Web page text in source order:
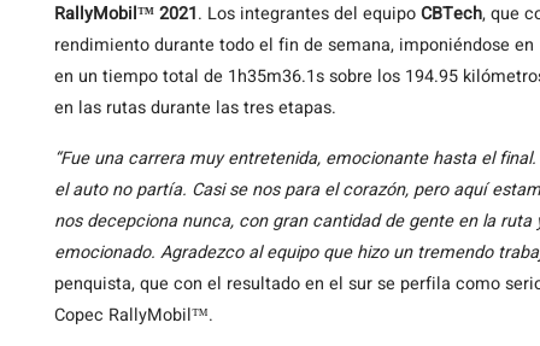
RallyMobil™ 2021. Los integrantes del equipoCBTech, que
rendimiento durante todo el fin de semana, imponiéndose
en un tiempo total de 1h35m36.1s sobre los 194.95
en las rutas durante las tres etapas.
“Fue una carrera muy entretenida, emocionante hasta el
el auto no partía. Casi se nos para el corazón, pero aquí
nos decepciona nunca, con gran cantidad de gente en la
emocionado. Agradezco al equipo que hizo un tremendo
penquista, que con el resultado en el sur se perfila como
Copec RallyMobil™.